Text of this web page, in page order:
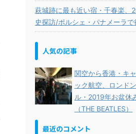
萩城跡に最も近い宿・千春楽、
史探訪/ポルシェ・パナメーラで
人気の記事
関空から香港・キ
ック航空、ロンド
ル・2019年お盆休
（THE BEATLES）
最近のコメント